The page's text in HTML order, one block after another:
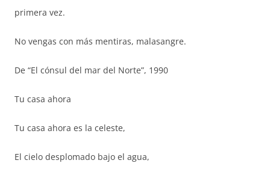
primera vez.
No vengas con más mentiras, malasangre.
De “El cónsul del mar del Norte”, 1990
Tu casa ahora
Tu casa ahora es la celeste,
El cielo desplomado bajo el agua,